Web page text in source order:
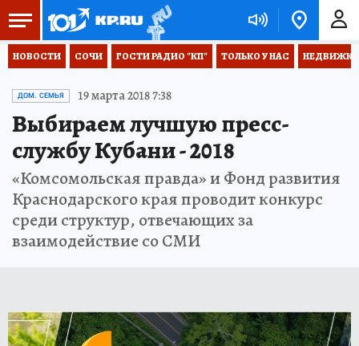
НОВОСТИ СОЧИ ГОСТИ РАДИО "КП" ТОЛЬКО У НАС НЕДВИЖКА
ДОМ. СЕМЬЯ 19 марта 2018 7:38
Выбираем лучшую пресс-
службу Кубани - 2018
«Комсомольская правда» и Фонд развития
Краснодарского края проводит конкурс
среди структур, отвечающих за
взаимодействие со СМИ